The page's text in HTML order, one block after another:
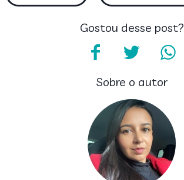
Gostou desse post?
Sobre o autor